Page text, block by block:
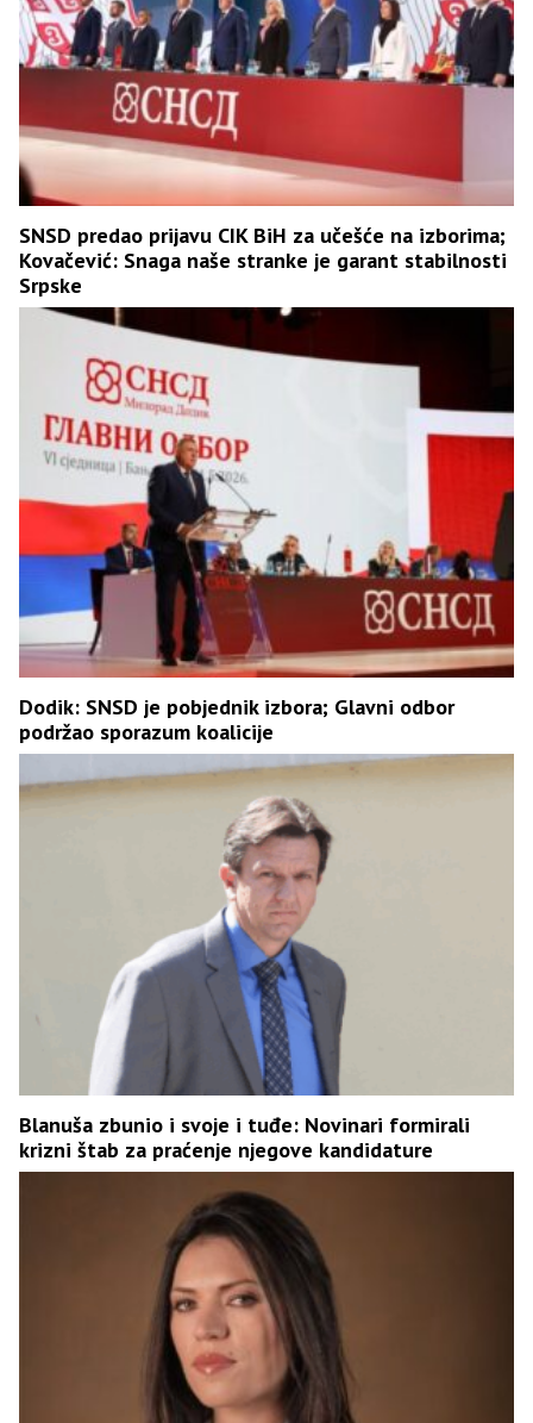
SNSD predao prijavu CIK BiH za učešće na izborima;
Kovačević: Snaga naše stranke je garant stabilnosti
Srpske
Dodik: SNSD je pobjednik izbora; Glavni odbor
podržao sporazum koalicije
Blanuša zbunio i svoje i tuđe: Novinari formirali
krizni štab za praćenje njegove kandidature